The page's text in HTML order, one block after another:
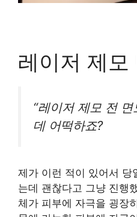
레이저 제모
“레이저 제모 전
데 어떡하죠?
제가 이런 적이 있어서 당
는데 괜찮다고 그냥 진행
체가 피부에 자극을 굉장